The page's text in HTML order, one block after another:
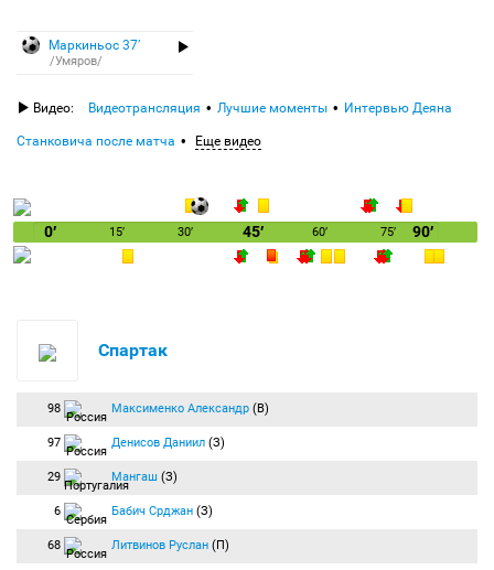
Маркиньос 37′
/Умяров/
Видео: Видеотрансляция Лучшие моменты Интервью Деяна
Станковича после матча Еще видео
0′ 15′ 30′ 45′ 60′ 75′ 90′
Спартак
98 Максименко Александр (В)
97 Денисов Даниил (З)
29 Мангаш (З)
6 Бабич Срджан (З)
68 Литвинов Руслан (П)